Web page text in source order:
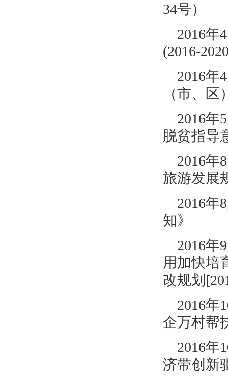
34号）
2016年
(2016-
2016年
（市、
2016年
脱贫指导
2016年
旅游发展
2016年
知》
2016年
用加快培
改规划
2016年
企万村帮
2016年
济带创新